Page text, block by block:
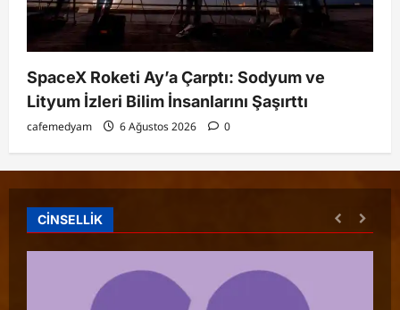
SpaceX Roketi Ay’a Çarptı: Sodyum ve
Lityum İzleri Bilim İnsanlarını Şaşırttı
cafemedyam 6 Ağustos 2026 0
CİNSELLİK